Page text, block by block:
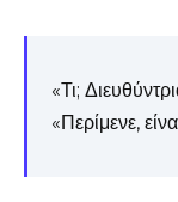
«Τι;
«Περίμενε,